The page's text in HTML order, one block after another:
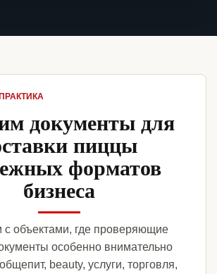
документы для
пиццы
форматов
бизнеса
с объектами, где проверяющие
особенно внимательно
beauty, услуги, торговля,